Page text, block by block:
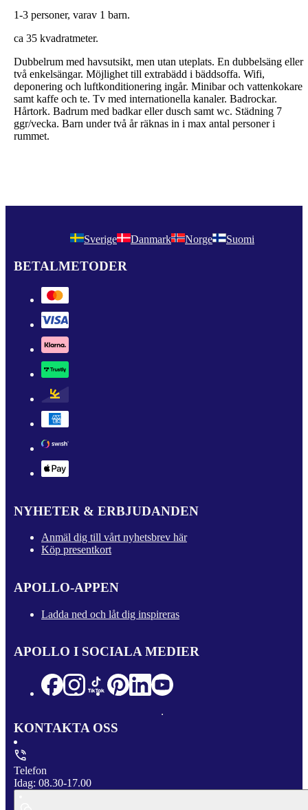
1-3 personer, varav 1 barn.
ca 35 kvadratmeter.
Dubbelrum med havsutsikt, men utan uteplats. En dubbelsäng eller
två enkelsängar. Möjlighet till extrabädd i bäddsoffa. Wifi,
deponering och luftkonditionering ingår. Minibar och vattenkokare
samt kaffe och te. Tv med internationella kanaler. Badrockar.
Hårtork. Badrum med badkar eller dusch samt wc. Städning 7
ggr/vecka. Barn under två år räknas in i max antal personer i
rummet.
Sverige Danmark Norge Suomi
BETALMETODER
NYHETER & ERBJUDANDEN
Anmäl dig till vårt nyhetsbrev här
Köp presentkort
APOLLO-APPEN
Ladda ned och låt dig inspireras
APOLLO I SOCIALA MEDIER
KONTAKTA OSS
Telefon
Idag: 08.30-17.00